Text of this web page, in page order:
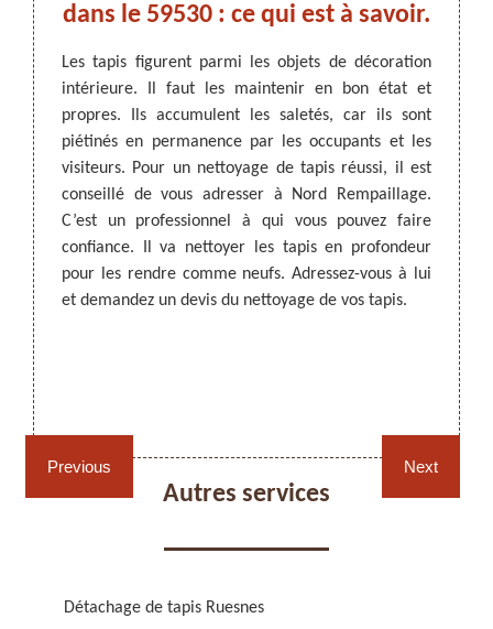
ARTISAN DEZITTER, REMPAILLAGE -
CANNAGE - RECOLLAGE, 59 NORD
chaises et sièges 59
Cannage fauteuil, chaises
et sièges 59
Previous
tapis
les
par
un
de
dans
dans le 59530 : ce qui est à savoir.
Les tapis figurent parmi les objets de décoration
intérieure. Il faut les maintenir en bon état et
propres. Ils accumulent les saletés, car ils sont
piétinés en permanence par les occupants et les
visiteurs. Pour un nettoyage de tapis réussi, il est
conseillé de vous adresser à Nord Rempaillage.
C’est un professionnel à qui vous pouvez faire
confiance. Il va nettoyer les tapis en profondeur
pour les rendre comme neufs. Adressez-vous à lui
et demandez un devis du nettoyage de vos tapis.
Un
Un
vous
la
Next
Autres services
Détachage de tapis Ruesnes